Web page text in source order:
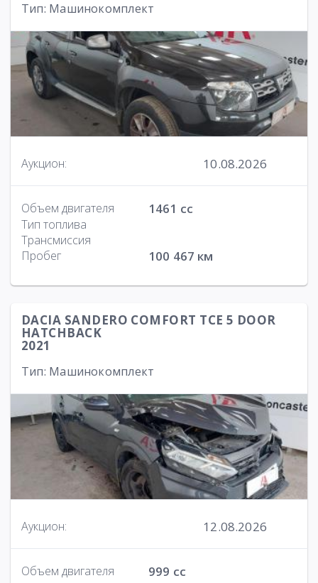
Тип: Машинокомплект
Аукцион: 10.08.2026
Объем двигателя 1461 cc
Тип топлива
Трансмиссия
Пробег
100 467 км
DACIA SANDERO COMFORT TCE 5 DOOR
HATCHBACK
2021
Тип: Машинокомплект
Аукцион: 12.08.2026
Объем двигателя 999 cc